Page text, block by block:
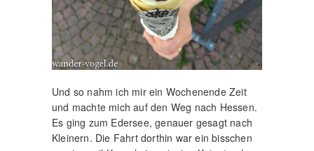
Und so nahm ich mir ein Wochenende Zeit
und machte mich auf den Weg nach Hessen.
Es ging zum Edersee, genauer gesagt nach
Kleinern. Die Fahrt dorthin war ein bisschen